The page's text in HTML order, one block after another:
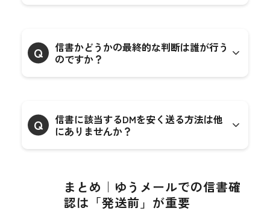
Q
信書かどうかの最終的な判断は誰が行う
のですか？
Q
信書に該当するDMを安く送る方法は他
にありませんか？
まとめ｜ゆうメールでの信書確
認は「発送前」が重要